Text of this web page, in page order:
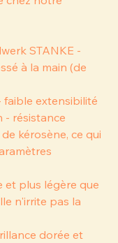
STANKE -
à la main (de
faible extensibilité
- résistance
kérosène, ce qui
et plus légère que
n'irrite pas la
dorée et